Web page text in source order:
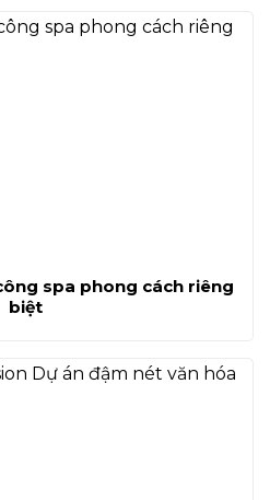
spa phong cách riêng
biệt